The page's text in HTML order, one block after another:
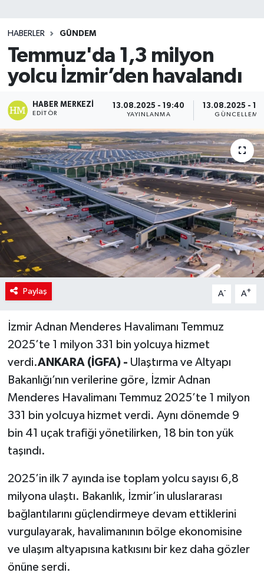
HABERLER GÜNDEM
Temmuz'da 1,3 milyon
yolcu İzmir’den havalandı
HABER MERKEZI
EDITÖR
13.08.2025 - 19:40
YAYINLANMA
13.08.2025 -
GÜNCELLEME
Paylaş A- A+
İzmir Adnan Menderes Havalimanı Temmuz
2025’te 1 milyon 331 bin yolcuya hizmet
verdi.ANKARA (İGFA) - Ulaştırma ve Altyapı
Bakanlığı’nın verilerine göre, İzmir Adnan
Menderes Havalimanı Temmuz 2025’te 1 milyon
331 bin yolcuya hizmet verdi. Aynı dönemde 9
bin 41 uçak trafiği yönetilirken, 18 bin ton yük
taşındı.
2025’in ilk 7 ayında ise toplam yolcu sayısı 6,8
milyona ulaştı. Bakanlık, İzmir’in uluslararası
bağlantılarını güçlendirmeye devam ettiklerini
vurgulayarak, havalimanının bölge ekonomisine
ve ulaşım altyapısına katkısını bir kez daha gözler
önüne serdi.
Teknoloji
TRABZON
TRABZONSPOR
Yaşam